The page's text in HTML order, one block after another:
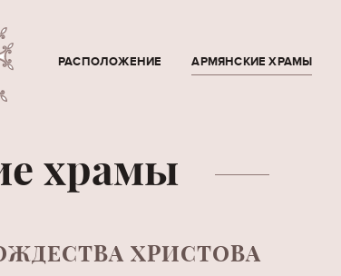
РАСПОЛОЖЕНИЕ АРМЯНСКИЕ ХРАМЫ
храмы
ХРИСТОВА